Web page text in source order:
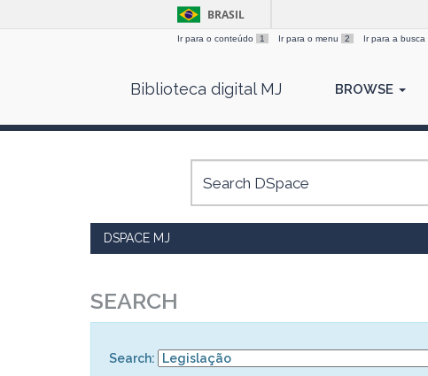
BRASIL
Ir para o conteúdo 1 Ir para o menu 2 Ir para a busca
Biblioteca digital MJ BROWSE
DSPACE MJ
SEARCH
Search: